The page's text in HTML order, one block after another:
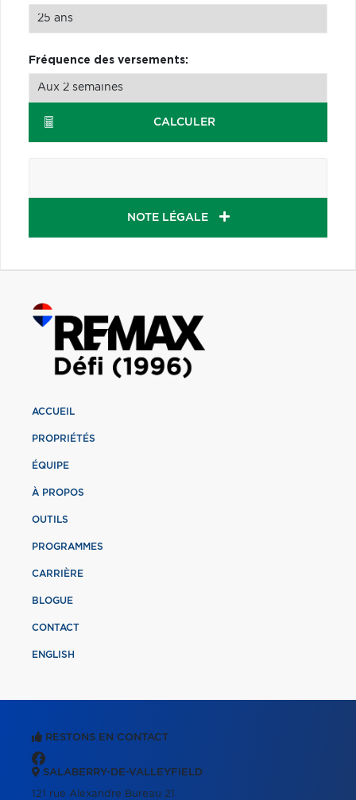
Fréquence des versements:
CALCULER
NOTE LÉGALE
ACCUEIL
PROPRIÉTÉS
ÉQUIPE
À PROPOS
OUTILS
PROGRAMMES
CARRIÈRE
BLOGUE
CONTACT
ENGLISH
RESTONS EN CONTACT
SALABERRY-DE-VALLEYFIELD
121 rue Alexandre Bureau 21